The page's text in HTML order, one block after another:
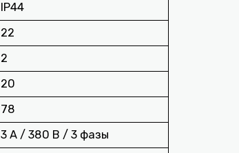
IP44
22
2
20
78
3 А / 380 В / 3 фазы